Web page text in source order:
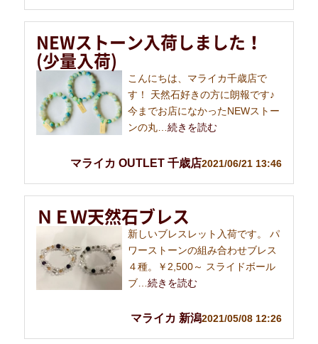
NEWストーン入荷しました！
(少量入荷)
こんにちは、マライカ千歳店で
す！ 天然石好きの方に朗報です♪
今までお店になかったNEWストー
ンの丸…続きを読む
マライカ OUTLET 千歳店2021/06/21 13:46
ＮＥＷ天然石ブレス
新しいブレスレット入荷です。 パ
ワーストーンの組み合わせブレス
４種。￥2,500～ スライドボール
ブ…続きを読む
マライカ 新潟2021/05/08 12:26